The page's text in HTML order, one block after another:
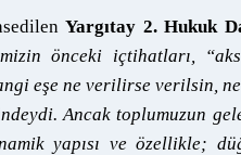
Yargıtay 2. Hukuk
önceki içtihatları,
eşe ne verilirse verilsin, ne
Ancak toplumuzun
yapısı ve özellikle;